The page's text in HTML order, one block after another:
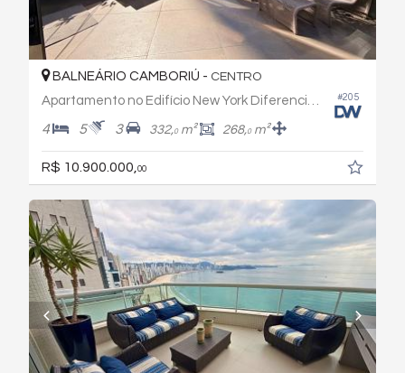
#205
BALNEÁRIO CAMBORIÚ - CENTRO
Apartamento no Edifício New York Diferenciado
4 5 3 332,0m² 268,0m²
R$ 10.900.000,00